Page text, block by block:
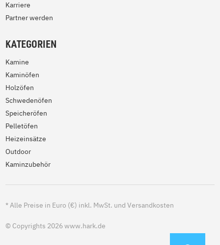
Karriere
Partner werden
KATEGORIEN
Kamine
Kaminöfen
Holzöfen
Schwedenöfen
Speicheröfen
Pelletöfen
Heizeinsätze
Outdoor
Kaminzubehör
*Alle Preise in Euro (€) inkl. MwSt. und Versandkosten
© Copyrights 2026 www.hark.de